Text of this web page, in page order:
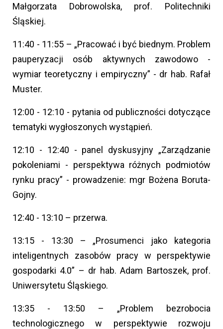
Małgorzata Dobrowolska, prof. Politechniki
Śląskiej.
11:40 - 11:55 – „Pracować i być biednym. Problem
pauperyzacji osób aktywnych zawodowo -
wymiar teoretyczny i empiryczny” - dr hab. Rafał
Muster.
12:00 - 12:10 - pytania od publiczności dotyczące
tematyki wygłoszonych wystąpień.
12:10 - 12:40 - panel dyskusyjny „Zarządzanie
pokoleniami - perspektywa różnych podmiotów
rynku pracy” - prowadzenie: mgr Bożena Boruta-
Gojny.
12:40 - 13:10 – przerwa.
13:15 - 13:30 – „Prosumenci jako kategoria
inteligentnych zasobów pracy w perspektywie
gospodarki 4.0” – dr hab. Adam Bartoszek, prof.
Uniwersytetu Śląskiego.
13:35 - 13:50 – „Problem bezrobocia
technologicznego w perspektywie rozwoju